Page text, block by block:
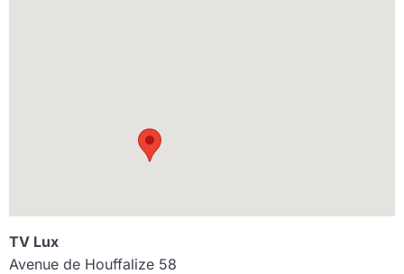
TV Lux
Avenue de Houffalize 58